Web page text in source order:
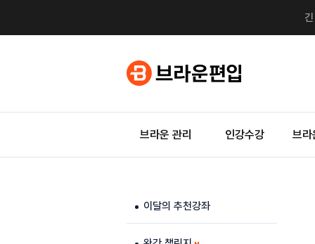
브라운 관리 인강수강 브라
이달의 추천강좌